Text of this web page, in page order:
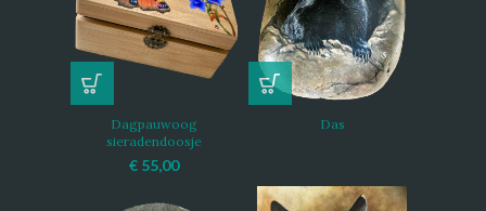
Dagpauwoog
sieradendoosje
€ 55,00
Das